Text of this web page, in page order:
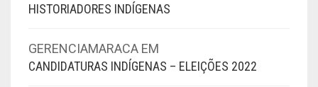
HISTORIADORES INDÍGENAS
GERENCIAMARACA EM
CANDIDATURAS INDÍGENAS – ELEIÇÕES 2022